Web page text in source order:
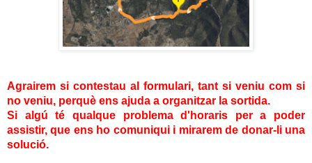
Agrairem si contestau al formulari, tant si veniu com si
no veniu, perquè ens ajuda a organitzar la sortida.
Si algú té qualque problema d'horaris per a poder
assistir, que ens ho comuniqui i mirarem de donar-li una
solució.